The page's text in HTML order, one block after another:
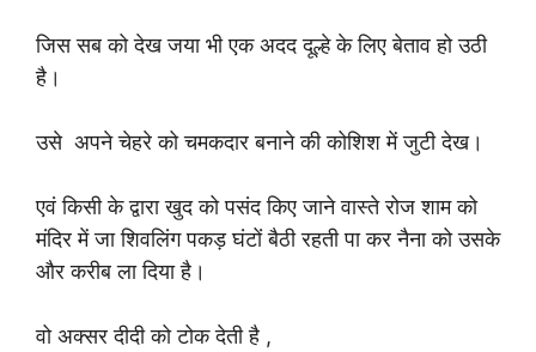
जिस सब को देख जया भी एक अदद दूल्हे के लिए बेताव हो उठी
है।
उसे अपने चेहरे को चमकदार बनाने की कोशिश में जुटी देख।
एवं किसी के द्वारा खुद को पसंद किए जाने वास्ते रोज शाम को
मंदिर में जा शिवलिंग पकड़ घंटों बैठी रहती पा कर नैना को उसके
और करीब ला दिया है।
वो अक्सर दीदी को टोक देती है ,